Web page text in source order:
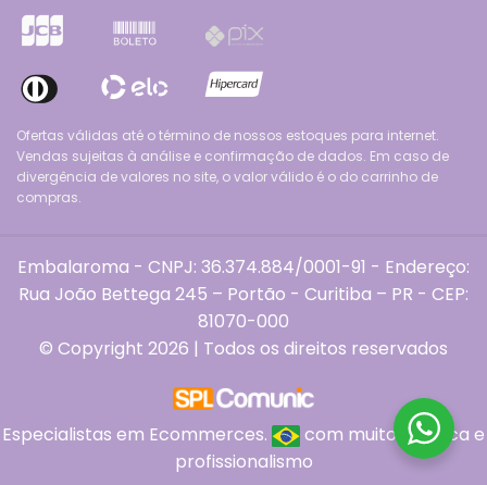
Ofertas válidas até o término de nossos estoques para internet.
Vendas sujeitas à análise e confirmação de dados. Em caso de
divergência de valores no site, o valor válido é o do carrinho de
compras.
Embalaroma - CNPJ: 36.374.884/0001-91 - Endereço:
Rua João Bettega 245 – Portão - Curitiba – PR - CEP:
81070-000
© Copyright 2026 | Todos os direitos reservados
Especialistas em Ecommerces. com muito
, ética e
profissionalismo